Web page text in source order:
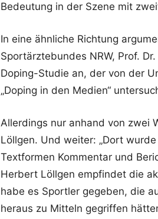
Bedeutung in der Szene mit
In eine ähnliche Richtung
Sportärztebundes NRW, Prof.
Doping-Studie an, der von der
„Doping in den Medien“
Allerdings nur anhand von zwei
Löllgen. Und weiter: „Dort
Textformen Kommentar und
Herbert Löllgen empfindet die
habe es Sportler gegeben, die
heraus zu Mitteln gegriffen